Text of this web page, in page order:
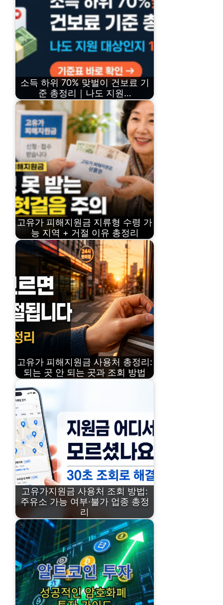
소득 하위 70% 맞벌이 건보료 기
준 총정리｜나도 지원…
고유가 피해지원금 지류형 수령 가
능 지역 + 거절 이유 총정리
고유가 피해지원금 사용처 총정리:
되는 곳 안 되는 곳과 조회 방법
고유가지원금 사용처 조회 방법:
주유소 가능 여부·불가 업종 총정
리